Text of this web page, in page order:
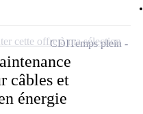
câbles et
énergie
CDITemps plein
cette offre à ma sélection